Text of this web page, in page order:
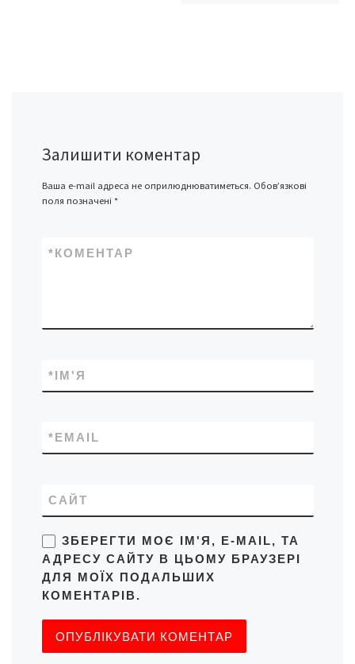
Залишити коментар
Ваша e-mail адреса не оприлюднюватиметься. Обов’язкові
поля позначені *
КОМЕНТАР
*
ІМ'Я
*
EMAIL
*
САЙТ
ЗБЕРЕГТИ МОЄ ІМ'Я, E-MAIL, ТА
АДРЕСУ САЙТУ В ЦЬОМУ БРАУЗЕРІ
ДЛЯ МОЇХ ПОДАЛЬШИХ
КОМЕНТАРІВ.